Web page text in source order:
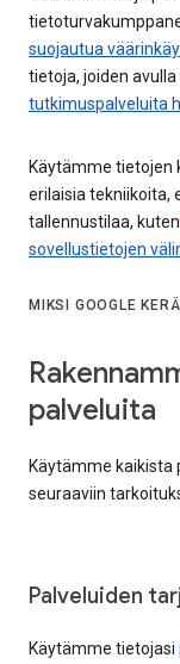
suojautua
tietoja, joiden
tutkimuspalveluita
Käytämme tietojen
erilaisia tekniikoita,
tallennustilaa, kuten
sovellustietojen
MIKSI GOOGLE
palveluita
Käytämme
seuraaviin
Palveluiden
Käytämme tietojasi